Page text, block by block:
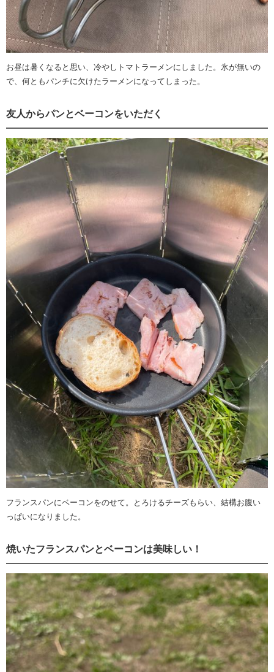
お昼は暑くなると思い、冷やしトマトラーメンにしました。氷が無いの
で、何ともパンチに欠けたラーメンになってしまった。
友人からパンとベーコンをいただく
フランスパンにベーコンをのせて。とろけるチーズもらい、結構お腹い
っぱいになりました。
焼いたフランスパンとベーコンは美味しい！